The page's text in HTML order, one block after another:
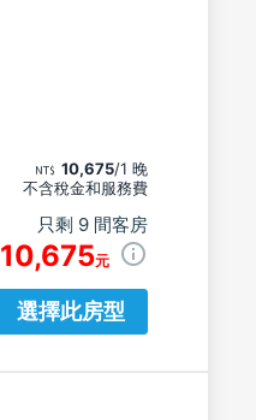
10,675/1 晚
不含稅金和服務費
只剩 9 間客房
10,675元
選擇此房型